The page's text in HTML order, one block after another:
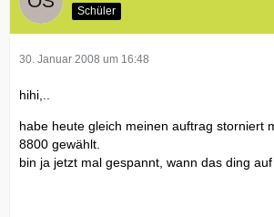
Schüler
30. Januar 2008 um 16:48
hihi,..
habe heute gleich meinen auftrag storniert
8800 gewählt.
bin ja jetzt mal gespannt, wann das ding